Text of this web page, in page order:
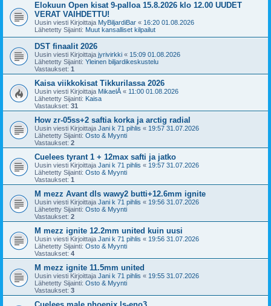
Elokuun Open kisat 9-palloa 15.8.2026 klo 12.00 UUDET
VERAT VAIHDETTU!
Uusin viesti Kirjoittaja MyBiljardiBar « 16:20 01.08.2026
Lähetetty Sijainti: Muut kansalliset kilpailut
DST finaalit 2026
Uusin viesti Kirjoittaja jyrivirkki « 15:09 01.08.2026
Lähetetty Sijainti: Yleinen biljardikeskustelu
Vastaukset: 1
Kaisa viikkokisat Tikkurilassa 2026
Uusin viesti Kirjoittaja MikaelÅ « 11:00 01.08.2026
Lähetetty Sijainti: Kaisa
Vastaukset: 31
How zr-05ss+2 saftia korka ja arctig radial
Uusin viesti Kirjoittaja Jani k 71 pihlis « 19:57 31.07.2026
Lähetetty Sijainti: Osto & Myynti
Vastaukset: 2
Cuelees tyrant 1 + 12max safti ja jatko
Uusin viesti Kirjoittaja Jani k 71 pihlis « 19:57 31.07.2026
Lähetetty Sijainti: Osto & Myynti
Vastaukset: 1
M mezz Avant dls wawy2 butti+12.6mm ignite
Uusin viesti Kirjoittaja Jani k 71 pihlis « 19:56 31.07.2026
Lähetetty Sijainti: Osto & Myynti
Vastaukset: 2
M mezz ignite 12.2mm united kuin uusi
Uusin viesti Kirjoittaja Jani k 71 pihlis « 19:56 31.07.2026
Lähetetty Sijainti: Osto & Myynti
Vastaukset: 4
M mezz ignite 11.5mm united
Uusin viesti Kirjoittaja Jani k 71 pihlis « 19:55 31.07.2026
Lähetetty Sijainti: Osto & Myynti
Vastaukset: 3